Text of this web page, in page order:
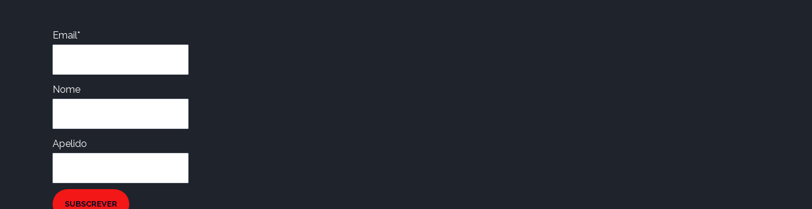
Email*
Nome
Apelido
SUBSCREVER